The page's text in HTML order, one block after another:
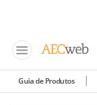
Guia de Produtos